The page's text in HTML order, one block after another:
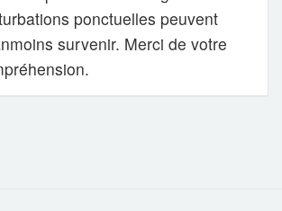
ponctuelles peuvent
survenir. Merci de votre